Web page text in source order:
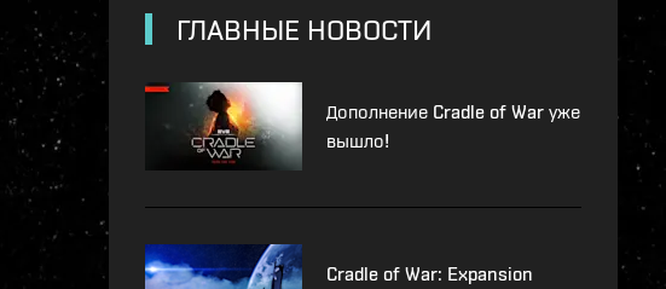
ГЛАВНЫЕ НОВОСТИ
Дополнение Cradle of War уже
вышло!
Cradle of War: Expansion